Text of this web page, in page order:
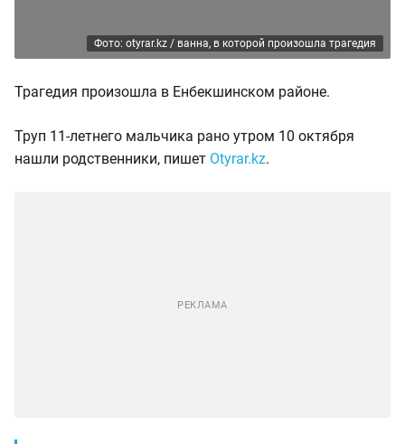
Фото: otyrar.kz / ванна, в которой произошла трагедия
Трагедия произошла в Енбекшинском районе.
Труп 11-летнего мальчика рано утром 10 октября
нашли родственники, пишет Otyrar.kz.